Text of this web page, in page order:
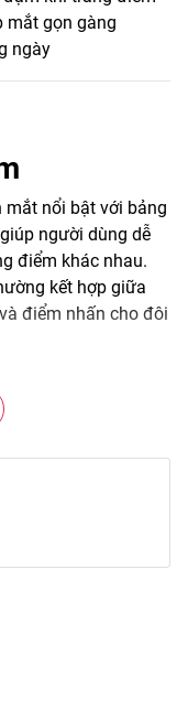
mắt gọn gàng
ngày
mắt nổi bật với bảng
người dùng dễ
điểm khác nhau.
kết hợp giữa
điểm nhấn cho đôi
màu trở nên đơn
ngày đến
shimmer (nhũ).